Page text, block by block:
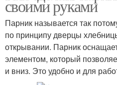
своими руками
Парник называется так
по принципу дверцы
открывании. Парник
элементом, который
и вниз. Это удобно и для